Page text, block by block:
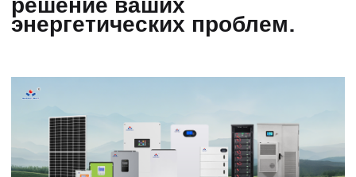
решение ваших
энергетических проблем.